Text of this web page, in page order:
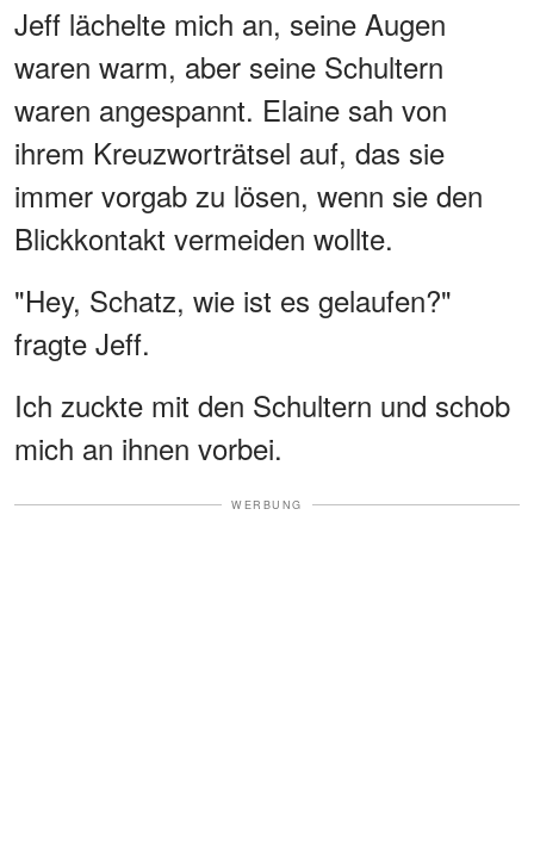
Jeff lächelte mich an, seine Augen
waren warm, aber seine Schultern
waren angespannt. Elaine sah von
ihrem Kreuzworträtsel auf, das sie
immer vorgab zu lösen, wenn sie den
Blickkontakt vermeiden wollte.
"Hey, Schatz, wie ist es gelaufen?"
fragte Jeff.
Ich zuckte mit den Schultern und schob
mich an ihnen vorbei.
WERBUNG